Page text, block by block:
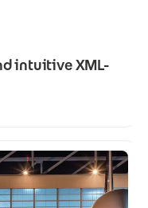
intuitive XML-